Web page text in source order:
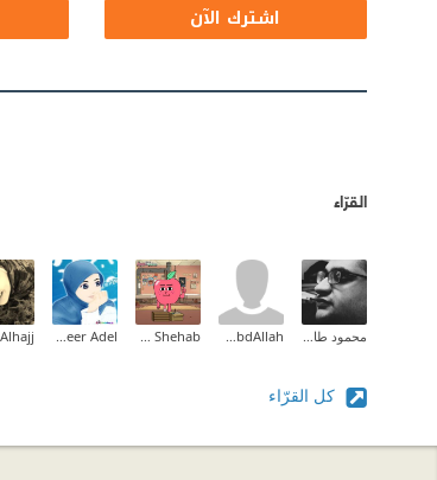
اشترك الآن
القرّاء
كل القرّاء